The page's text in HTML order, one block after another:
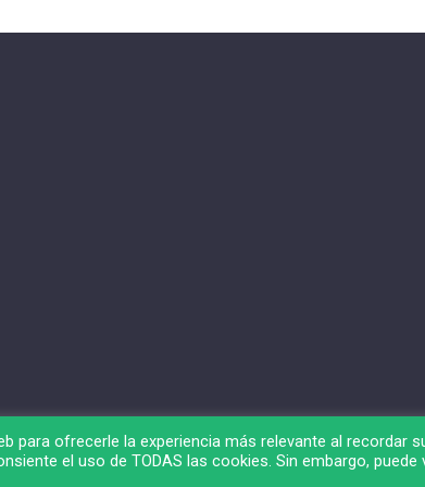
para ofrecerle la experiencia más relevante al recordar
el uso de TODAS las cookies. Sin embargo, puede